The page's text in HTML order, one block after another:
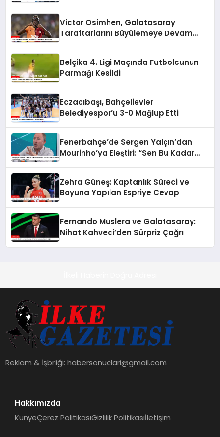
Victor Osimhen, Galatasaray
Taraftarlarını Büyülemeye Devam
Belçika 4. Ligi Maçında Futbolcunun
Parmağı Kesildi
Eczacıbaşı, Bahçelievler
Belediyespor’u 3-0 Mağlup Etti
Fenerbahçe’de Sergen Yalçın’dan
Mourinho’ya Eleştiri: “Sen Bu Kadar
Zehra Güneş: Kaptanlık Süreci ve
Boyuna Yapılan Espriye Cevap
Fernando Muslera ve Galatasaray:
Nihat Kahveci’den Sürpriz Çağrı
Reklam & İşbrliği:habersonuclari@gmail.com
Hakkımızda
KünyeÇerez PolitikasıGizlilik Politikasıİletişim